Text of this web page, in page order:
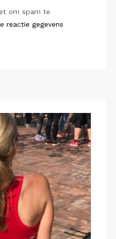
om spam te
reactie gegevens